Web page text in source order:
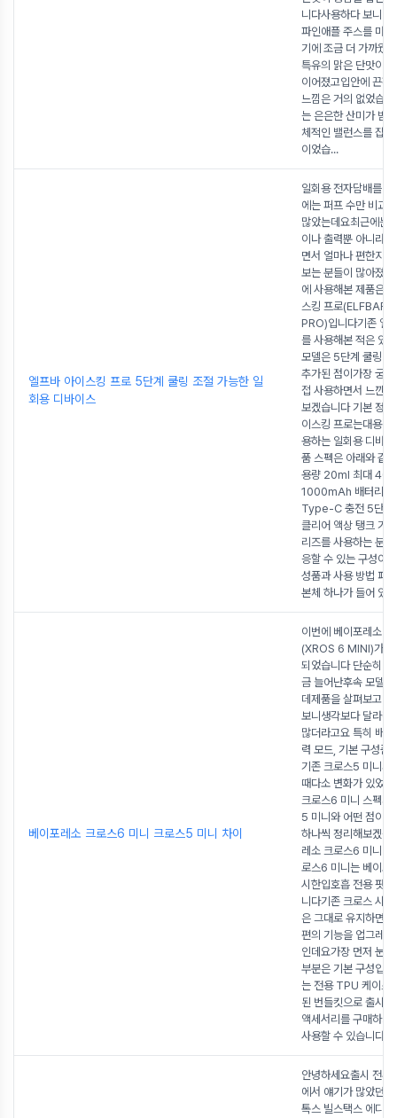
니다사용하다 보니
파인애플 주스를 마
기에 조금 더 가까웠
특유의 맑은 단맛이
이어졌고입안에 끈적
느낌은 거의 없었습
는 은은한 산미가 받
체적인 밸런스를 잡
이었습...
엘프바 아이스킹 프로 5단계 쿨링 조절 가능한 일
회용 디바이스
일회용 전자담배를
에는 퍼프 수만 비교
많았는데요최근에는
이나 출력뿐 아니라
면서 얼마나 편한지
보는 분들이 많아졌
에 사용해본 제품은
스킹 프로(ELFBAR
PRO)입니다기존 엘
를 사용해본 적은 있
모델은 5단계 쿨링 조
추가된 점이가장 궁
접 사용하면서 느낀
보겠습니다 기본 정
이스킹 프로는대용량
용하는 일회용 디바
품 스펙은 아래와 같
용량 20ml 최대
1000mAh 배터리
Type-C 충전 5단계
클리어 액상 탱크 기
리즈를 사용하는 분
응할 수 있는 구성이
성품과 사용 방법 패
본체 하나가 들어 있
베이포레소 크로스6 미니 크로스5 미니 차이
이번에 베이포레소
(XROS 6 MINI)가새
되었습니다 단순히
금 늘어난후속 모델
데제품을 살펴보고
보니생각보다 달라진
많더라고요 특히 배
력 모드, 기본 구성품,
기존 크로스5 미니와
때다소 변화가 있었
크로스6 미니 스펙과
5 미니와 어떤 점이
하나씩 정리해보겠습
레소 크로스6 미니 기
로스6 미니는 베이포
시한입호흡 전용 팟
니다기존 크로스 시
은 그대로 유지하면
편의 기능을 업그레
인데요가장 먼저 눈
부분은 기본 구성입
는 전용 TPU 케이스
된 번들킷으로 출시
액세서리를 구매하지
사용할 수 있습니다
안녕하세요출시 전부
에서 얘기가 많았던
톡스 빌스택스 에디